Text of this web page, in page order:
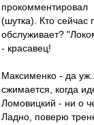
прокомментировал
(шутка). Кто сейчас
обслуживает?
- красавец!
Максименко - да
сжимается, когда
Ломовицкий - ни о
Ладно, поверю